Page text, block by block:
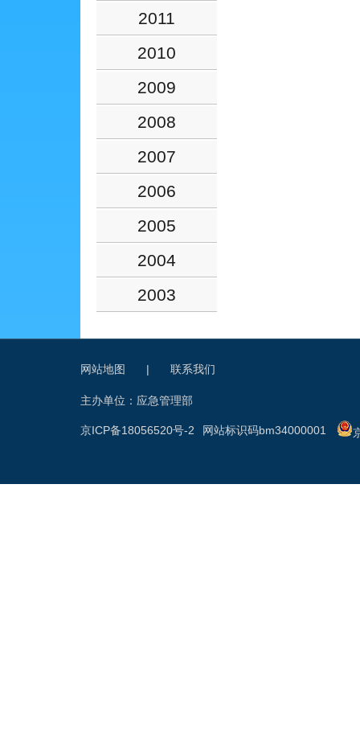
2011
2010
2009
2008
2007
2006
2005
2004
2003
网站地图 | 联系我们
主办单位：应急管理部
网站标识码bm34000001
京ICP备18056520号-2